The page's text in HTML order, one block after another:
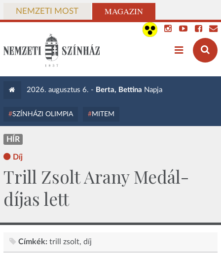
NEMZETI MOST MAGAZIN
2026. augusztus 6. - Berta, Bettina Napja
SZÍNHÁZI OLIMPIA MITEM
HÍR
Díj
Trill Zsolt Arany Medál-
díjas lett
Címkék: trill zsolt díj